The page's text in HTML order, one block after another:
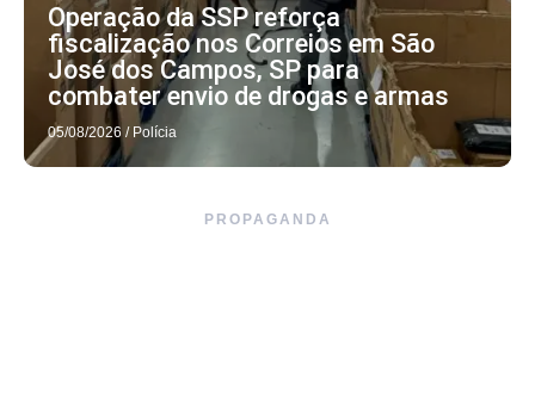
Operação da SSP reforça
fiscalização nos Correios em São
José dos Campos, SP para
combater envio de drogas e armas
05/08/2026 / Polícia
PROPAGANDA